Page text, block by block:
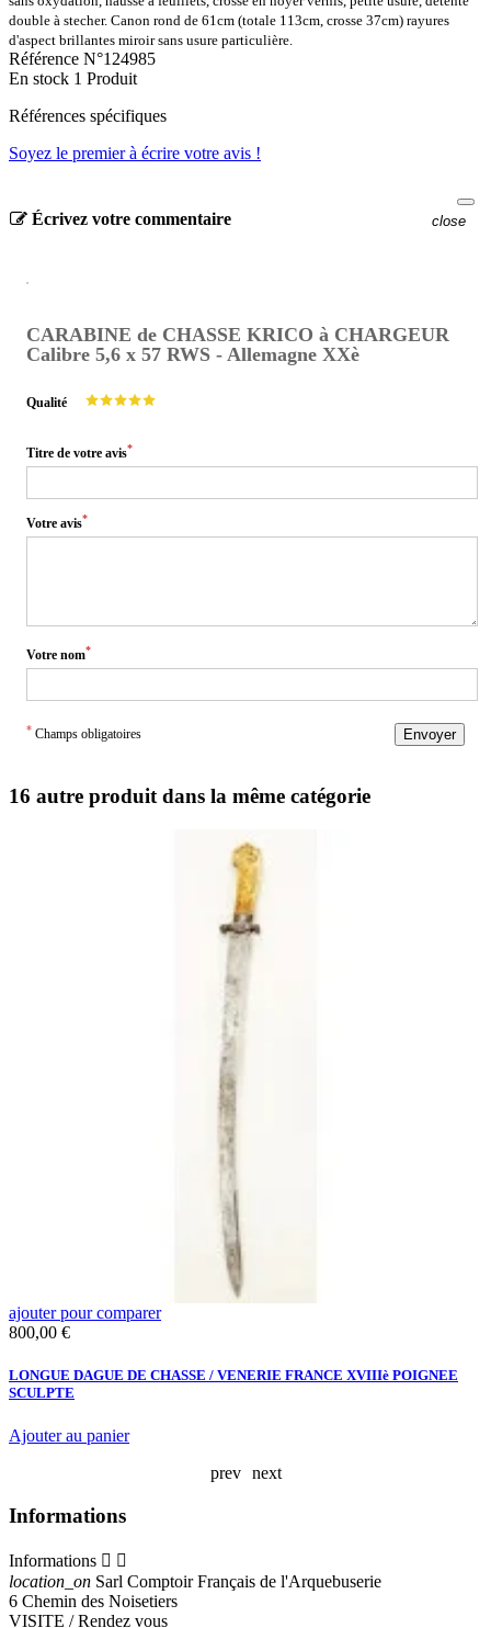
double à stecher. Canon rond de 61cm (totale 113cm, crosse 37cm) rayures
d'aspect brillantes miroir sans usure particulière.
Référence N°124985
En stock 1 Produit
Références spécifiques
Soyez le premier à écrire votre avis !
Écrivez votre commentaire close
CARABINE de CHASSE KRICO à CHARGEUR
Calibre 5,6 x 57 RWS - Allemagne XXè
Qualité
Titre de votre avis*
Votre avis*
Votre nom*
* Champs obligatoires Envoyer
16 autre produit dans la même catégorie
ajouter pour comparer
Prix
800,00 €
LONGUE DAGUE DE CHASSE / VENERIE FRANCE XVIIIè POIGNEE
SCULPTE
Ajouter au panier
prev
next
Informations
Informations  
location_on Sarl Comptoir Français de l'Arquebuserie
6 Chemin des Noisetiers
VISITE / Rendez vous